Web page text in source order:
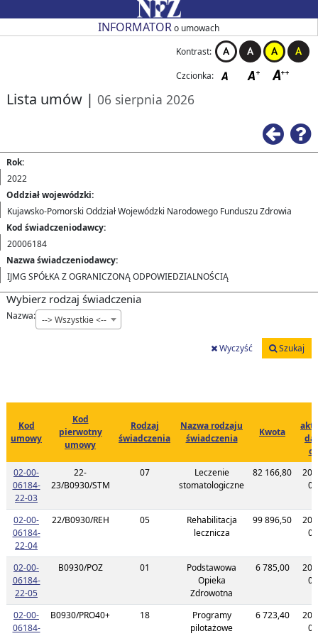
Przejdź do strony głównejINFORMATORo umowach
Kontrast:
Czcionka:
Lista umów | 06 sierpnia 2026
Rok:
2022
Oddział wojewódzki:
Kujawsko-Pomorski Oddział Wojewódzki Narodowego Funduszu Zdrowia
Kod świadczeniodawcy:
20006184
Nazwa świadczeniodawcy:
IJMG SPÓŁKA Z OGRANICZONĄ ODPOWIEDZIALNOŚCIĄ
Wybierz rodzaj świadczenia
Nazwa: --> Wszystkie <--
Wyczyść Szukaj
Kod
umowy
Kod
pierwotny
umowy
Rodzaj
świadczenia
Nazwa rodzaju
świadczenia
Kwota
02-00-
06184-
22-03Link do listy planu umowy o kodzie 02-00-06184-22-03
22-
23/B0930/STM
07
Leczenie
stomatologiczne
82 166,80
02-00-
06184-
22-04Link do listy planu umowy o kodzie 02-00-06184-22-04
22/B0930/REH 05
Rehabilitacja
lecznicza
99 896,50
02-00-
06184-
22-05Link do listy planu umowy o kodzie 02-00-06184-22-05
B0930/POZ 01
Podstawowa
Opieka
Zdrowotna
6 785,00
02-00-
06184-
B0930/PRO40+ 18
Programy
pilotażowe
6 723,40